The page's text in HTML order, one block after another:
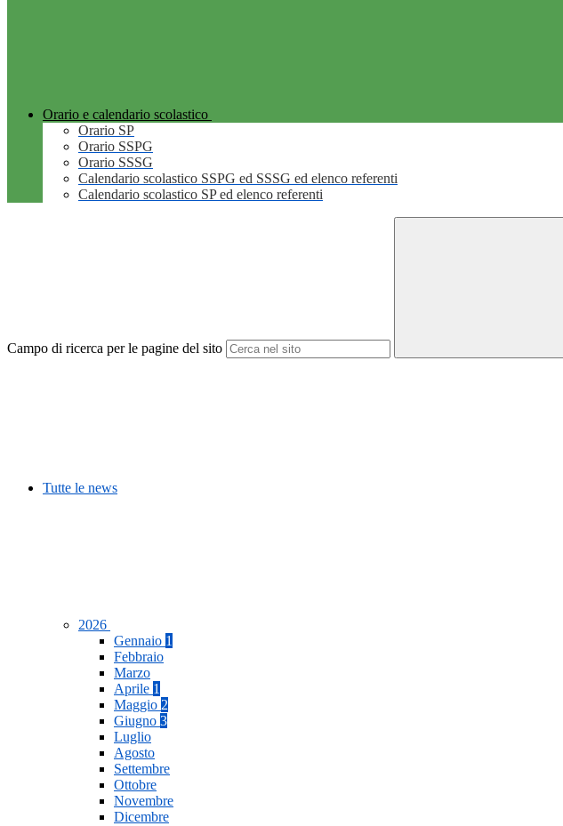
Orario e calendario scolastico
Orario SP
Orario SSPG
Orario SSSG
Calendario scolastico SSPG ed SSSG ed elenco referenti
Calendario scolastico SP ed elenco referenti
Campo di ricerca per le pagine del sito
Tutte le news
2026
Gennaio 1
Febbraio
Marzo
Aprile 1
Maggio 2
Giugno 3
Luglio
Agosto
Settembre
Ottobre
Novembre
Dicembre